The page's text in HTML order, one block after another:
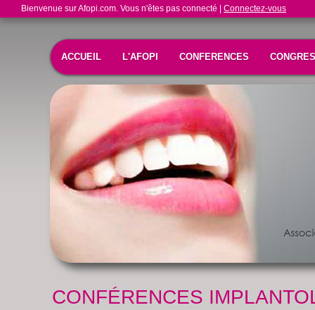
Bienvenue sur Afopi.com. Vous n'êtes pas connecté | Connectez-vous
ACCUEIL L'AFOPI CONFERENCES CONGRES
CONFÉRENCES